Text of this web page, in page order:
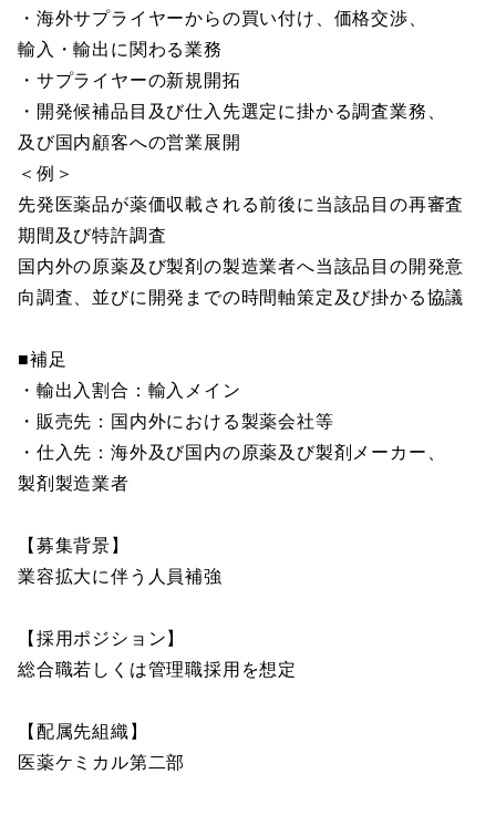
・海外サプライヤーからの買い付け、価格交渉、
輸入・輸出に関わる業務
・サプライヤーの新規開拓
・開発候補品目及び仕入先選定に掛かる調査業務、
及び国内顧客への営業展開
＜例＞
先発医薬品が薬価収載される前後に当該品目の再審査
期間及び特許調査
国内外の原薬及び製剤の製造業者へ当該品目の開発意
向調査、並びに開発までの時間軸策定及び掛かる協議
■補足
・輸出入割合：輸入メイン
・販売先：国内外における製薬会社等
・仕入先：海外及び国内の原薬及び製剤メーカー、
製剤製造業者
【募集背景】
業容拡大に伴う人員補強
【採用ポジション】
総合職若しくは管理職採用を想定
【配属先組織】
医薬ケミカル第二部